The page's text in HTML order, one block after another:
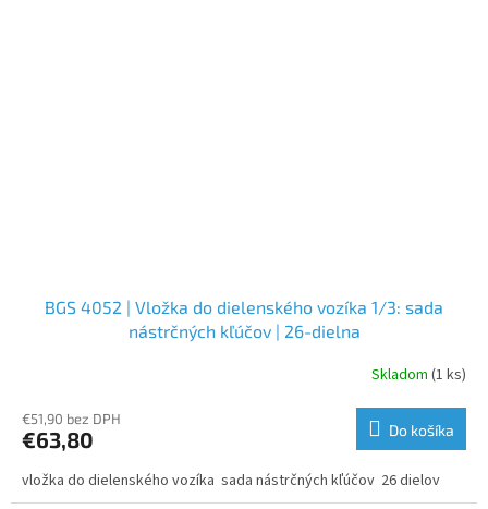
BGS 4052 | Vložka do dielenského vozíka 1/3: sada
nástrčných kľúčov | 26-dielna
Skladom (1 ks)
€51,90 bez DPH
€63,80 Do košíka
vložka do dielenského vozíka sada nástrčných kľúčov 26 dielov